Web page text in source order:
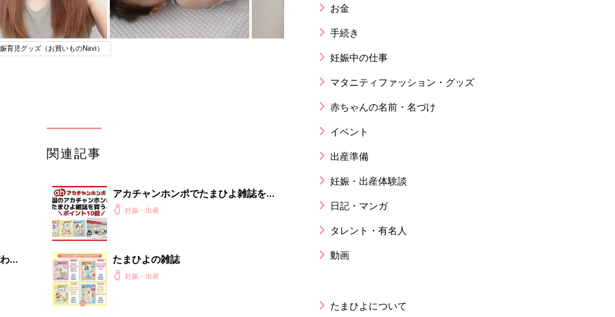
育児グッズ（お買いものNavi）
か
関連記事
アカチャンホンポでたまひよ雑誌を買
うとポイント10倍【期間限定】
妊娠・出産
たまひよの雑誌
妊娠・出産
お金
手続き
妊娠中の仕事
マタニティファッション・グッズ
赤ちゃんの名前・名づけ
イベント
出産準備
妊娠・出産体験談
日記・マンガ
タレント・有名人
動画
たまひよについて